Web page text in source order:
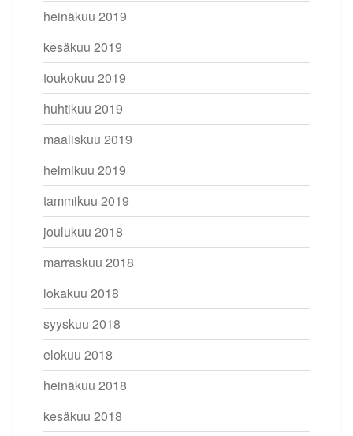
heinäkuu 2019
kesäkuu 2019
toukokuu 2019
huhtikuu 2019
maaliskuu 2019
helmikuu 2019
tammikuu 2019
joulukuu 2018
marraskuu 2018
lokakuu 2018
syyskuu 2018
elokuu 2018
heinäkuu 2018
kesäkuu 2018